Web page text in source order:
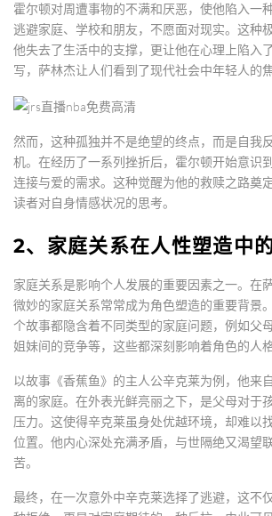
霍尔顿对周遭事物的不满和厌恶，使他陷入一
逃避家庭、学校和朋友，不愿面对现实。这种
他失去了生活中的支撑，更让他在心理上陷入
写，萨林杰让人们看到了现代社会中年轻人的
然而，这种孤独并不是绝望的终点，而是自我
机。在经历了一系列挫折后，霍尔顿开始意识
连接与爱的需求。这种觉醒为他的救赎之路奠
读者对自身情感状况的思考。
2、家庭关系在人性塑造中
家庭关系是影响个人发展的重要因素之一。在
微妙的家庭关系常常成为角色塑造的重要背景
个故事都隐含着不同类型的家庭问题，例如父
姐妹间的竞争等，这些都深刻影响着角色的人格
以故事《香蕉鱼》的主人公辛克莱为例，他来
离的家庭。在外表光鲜亮丽之下，是父母对于
压力。这使得辛克莱虽身处优越环境，却难以
位置。他内心深处充满矛盾，与世隔绝又渴望
苦。
最终，在一次意外中辛克莱选择了逃避，这不